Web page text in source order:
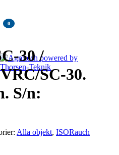
0
KR 0,00
30 /
SC-30.
S/n:
Alla objekt, ISORauch